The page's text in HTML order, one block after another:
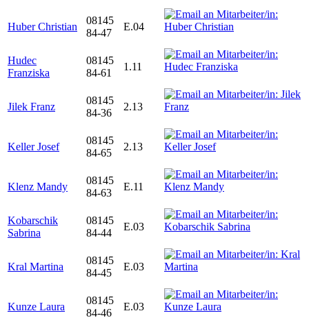
Huber Christian
08145
84-47
E.04
Hudec
Franziska
08145
84-61
1.11
Jilek Franz
08145
84-36
2.13
Keller Josef
08145
84-65
2.13
Klenz Mandy
08145
84-63
E.11
Kobarschik
Sabrina
08145
84-44
E.03
Kral Martina
08145
84-45
E.03
Kunze Laura
08145
84-46
E.03